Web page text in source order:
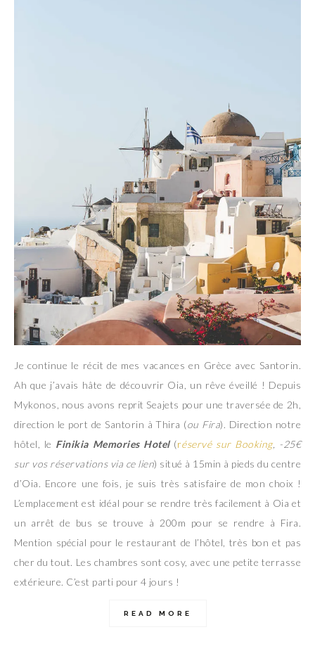
Je continue le récit de mes vacances en Grèce avec Santorin.
Ah que j’avais hâte de découvrir Oia, un rêve éveillé ! Depuis
Mykonos, nous avons reprit Seajets pour une traversée de 2h,
direction le port de Santorin à Thira (ou Fira). Direction notre
hôtel, le Finikia Memories Hotel(réservé sur Booking, -25€
sur vos réservations via ce lien) situé à 15min à pieds du centre
d’Oia. Encore une fois, je suis très satisfaire de mon choix !
L’emplacement est idéal pour se rendre très facilement à Oia et
un arrêt de bus se trouve à 200m pour se rendre à Fira.
Mention spécial pour le restaurant de l’hôtel, très bon et pas
cher du tout. Les chambres sont cosy, avec une petite terrasse
extérieure. C’est parti pour 4 jours !
READ MORE